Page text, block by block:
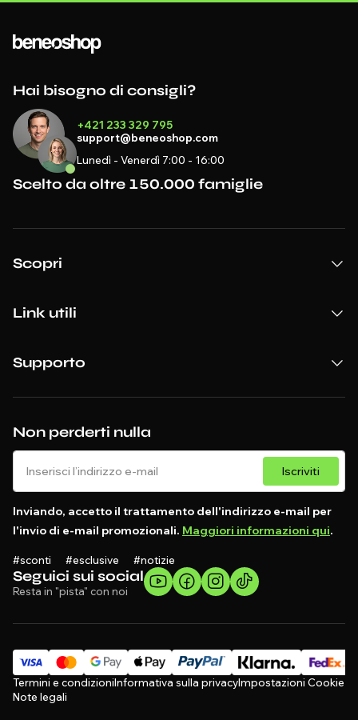
Seguici sui social
Resta in "pista" con noi
Non perderti nulla
Iscriviti
Inviando, accetto il trattamento dell'indirizzo e-mail per
l'invio di e-mail promozionali. Maggiori informazioni qui.
#sconti #esclusive #notizie
Hai bisogno di consigli?
+421 233 329 795
support@beneoshop.com
Lunedì - Venerdì 7:00 - 16:00
Scelto da oltre 150.000 famiglie
Scopri
Link utili
Supporto
Termini e condizioniInformativa sulla privacyImpostazioni Cookie
Note legali